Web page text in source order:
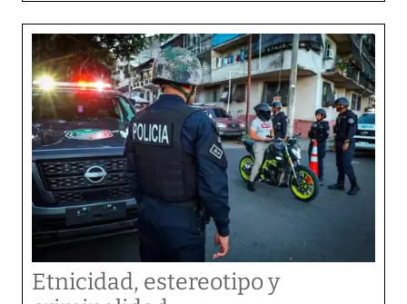
Etnicidad, estereotipo y